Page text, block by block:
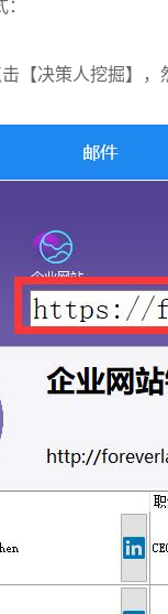
【决策人挖掘】，